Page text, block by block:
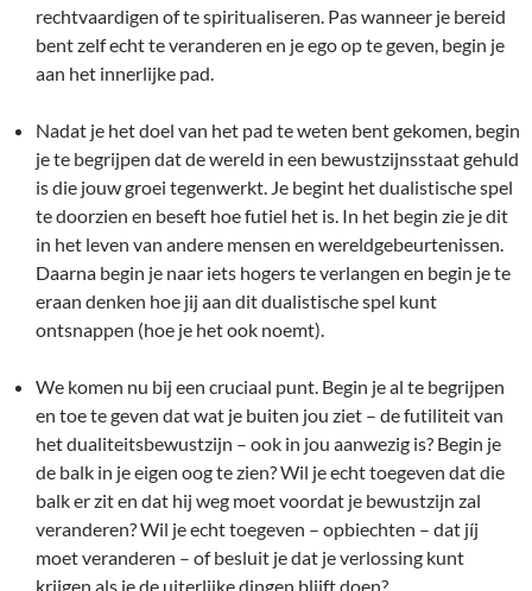
rechtvaardigen of te spiritualiseren. Pas wanneer je bereid
bent zelf echt te veranderen en je ego op te geven, begin je
aan het innerlijke pad.
Nadat je het doel van het pad te weten bent gekomen, begin
je te begrijpen dat de wereld in een bewustzijnsstaat gehuld
is die jouw groei tegenwerkt. Je begint het dualistische spel
te doorzien en beseft hoe futiel het is. In het begin zie je dit
in het leven van andere mensen en wereldgebeurtenissen.
Daarna begin je naar iets hogers te verlangen en begin je te
eraan denken hoe jij aan dit dualistische spel kunt
ontsnappen (hoe je het ook noemt).
We komen nu bij een cruciaal punt. Begin je al te begrijpen
en toe te geven dat wat je buiten jou ziet – de futiliteit van
het dualiteitsbewustzijn – ook in jou aanwezig is? Begin je
de balk in je eigen oog te zien? Wil je echt toegeven dat die
balk er zit en dat hij weg moet voordat je bewustzijn zal
veranderen? Wil je echt toegeven – opbiechten – dat jíj
moet veranderen – of besluit je dat je verlossing kunt
krijgen als je de uiterlijke dingen blijft doen?